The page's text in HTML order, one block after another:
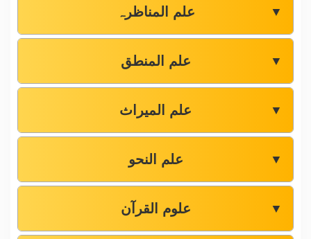
علم المناظرہ ▼
علم المنطق ▼
علم المیراث ▼
علم النحو ▼
علوم القرآن ▼